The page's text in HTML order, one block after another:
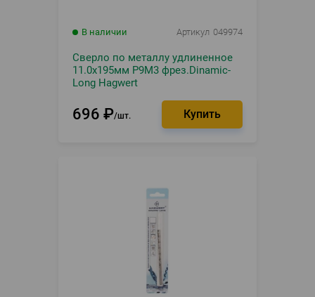
В наличии Артикул 049974
Сверло по металлу удлиненное
11.0х195мм Р9М3 фрез.Dinamic-
Long Hagwert
696 ₽ шт.